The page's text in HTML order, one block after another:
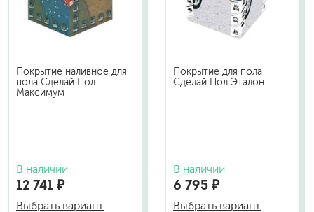
Покрытие наливное для
пола Сделай Пол
Максимум
В наличии
12 741 ₽
Выбрать вариант
Покрытие для пола
Сделай Пол Эталон
В наличии
6 795 ₽
Выбрать вариант